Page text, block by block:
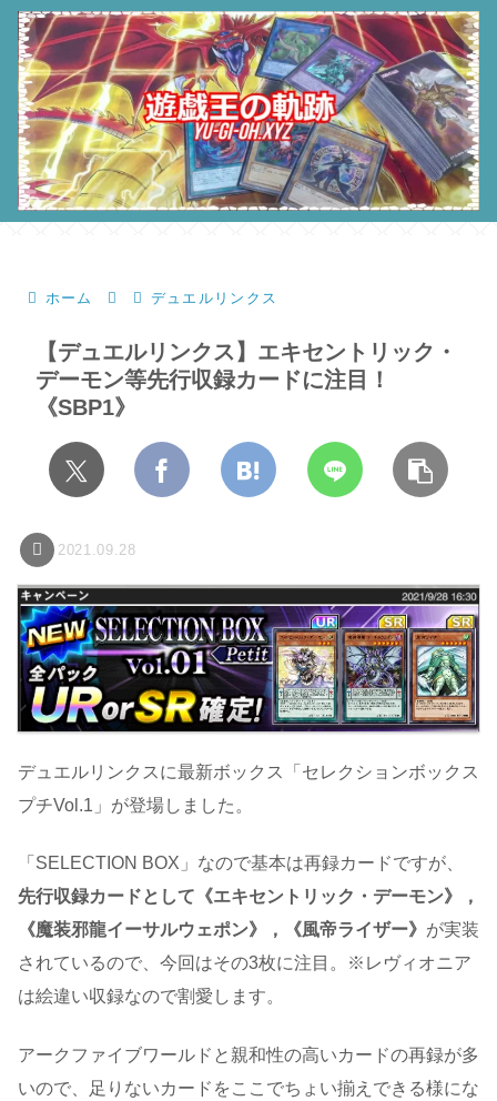
ホーム デュエルリンクス
【デュエルリンクス】エキセントリック・
デーモン等先行収録カードに注目！
《SBP1》
2021.09.28
デュエルリンクスに最新ボックス「セレクションボックス
プチVol.1」が登場しました。
「SELECTION BOX」なので基本は再録カードですが、
先行収録カードとして《エキセントリック・デーモン》，
《魔装邪龍イーサルウェポン》，《風帝ライザー》 が実装
されているので、今回はその3枚に注目。※レヴィオニア
は絵違い収録なので割愛します。
アークファイブワールドと親和性の高いカードの再録が多
いので、足りないカードをここでちょい揃えできる様にな